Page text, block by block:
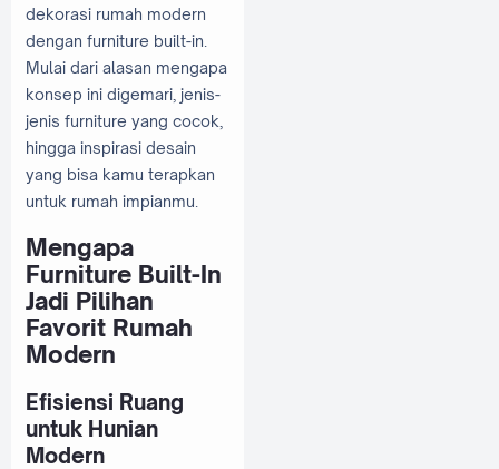
dekorasi rumah modern
dengan furniture built-in.
Mulai dari alasan mengapa
konsep ini digemari, jenis-
jenis furniture yang cocok,
hingga inspirasi desain
yang bisa kamu terapkan
untuk rumah impianmu.
Mengapa
Furniture Built-In
Jadi Pilihan
Favorit Rumah
Modern
Efisiensi Ruang
untuk Hunian
Modern